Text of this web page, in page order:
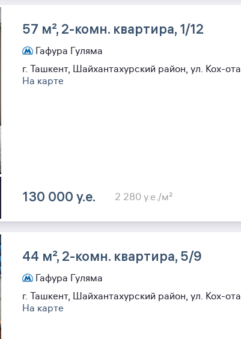
57 м², 2-комн. квартира, 1/12
Гафура Гуляма
г. Ташкент, Шайхантахурский район, ул. Кох-ота
На карте
130 000 y.e. 2 280 y.e./м²
44 м², 2-комн. квартира, 5/9
Гафура Гуляма
г. Ташкент, Шайхантахурский район, ул. Кох-ота
На карте